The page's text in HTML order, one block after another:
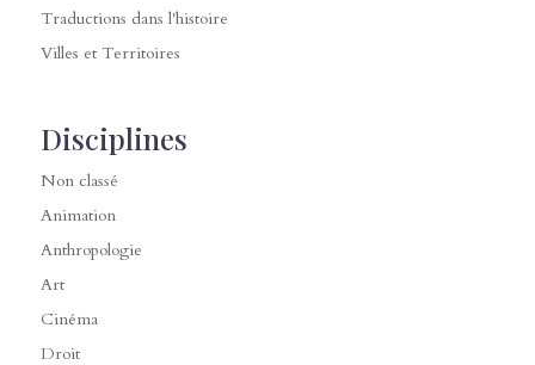
Traductions dans l'histoire
Villes et Territoires
Disciplines
Non classé
Animation
Anthropologie
Art
Cinéma
Droit